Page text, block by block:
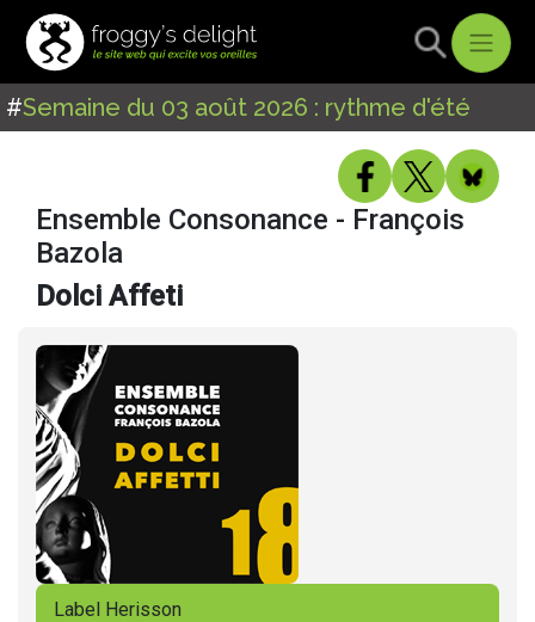
#Semaine du 03 août 2026 : rythme d'été
Ensemble Consonance - François
Bazola
Dolci Affeti
Label Herisson